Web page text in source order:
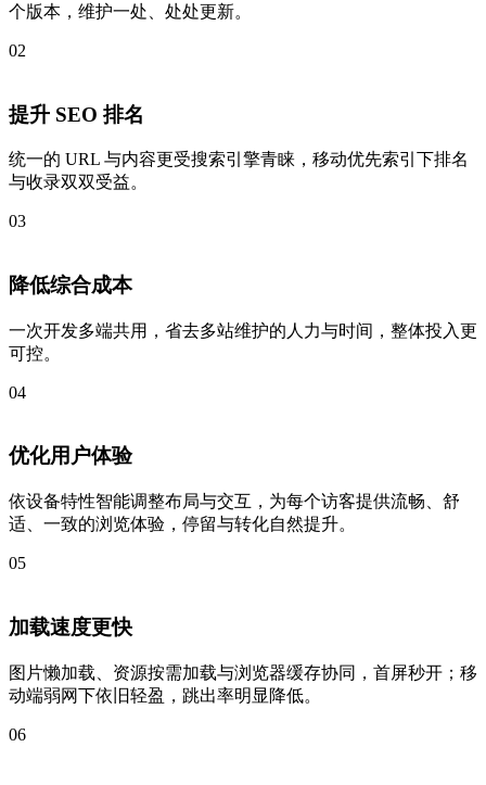
个版本，维护一处、处处更新。
02
提升 SEO 排名
统一的 URL 与内容更受搜索引擎青睐，移动优先索引下排名
与收录双双受益。
03
降低综合成本
一次开发多端共用，省去多站维护的人力与时间，整体投入更
可控。
04
优化用户体验
依设备特性智能调整布局与交互，为每个访客提供流畅、舒
适、一致的浏览体验，停留与转化自然提升。
05
加载速度更快
图片懒加载、资源按需加载与浏览器缓存协同，首屏秒开；移
动端弱网下依旧轻盈，跳出率明显降低。
06